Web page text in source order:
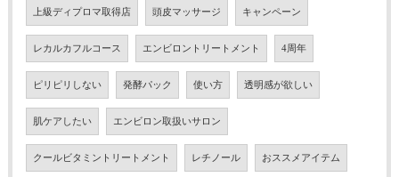
上級ディプロマ取得店 頭皮マッサージ キャンペーン
レカルカフルコース エンビロントリートメント 4周年
ピリピリしない 発酵パック 使い方 透明感が欲しい
肌ケアしたい エンビロン取扱いサロン
クールビタミントリートメント レチノール おススメアイテム